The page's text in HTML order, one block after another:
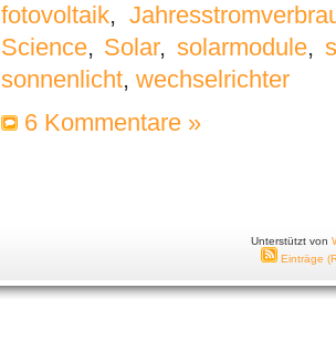
fotovoltaik,
Science, Solar,solarmodule,
sonnenlicht, wechselrichter
6 Kommentare »
Unterstützt von
Einträge